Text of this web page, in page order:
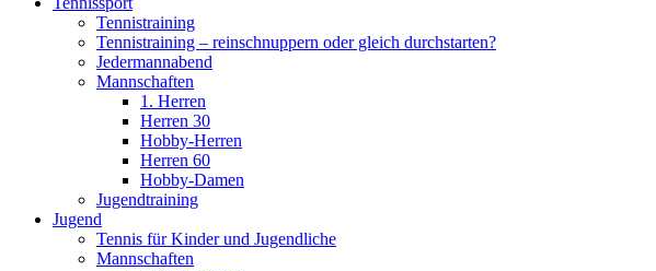
Tennistraining
Tennistraining – reinschnuppern oder gleich durchstarten?
Jedermannabend
Mannschaften
1. Herren
Herren 30
Hobby-Herren
Herren 60
Hobby-Damen
Jugendtraining
Jugend
Tennis für Kinder und Jugendliche
Mannschaften